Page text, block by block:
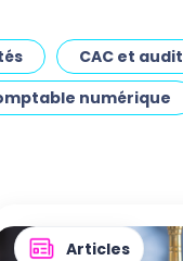
comptables
une démo
CAC et audit
numérique
Articles